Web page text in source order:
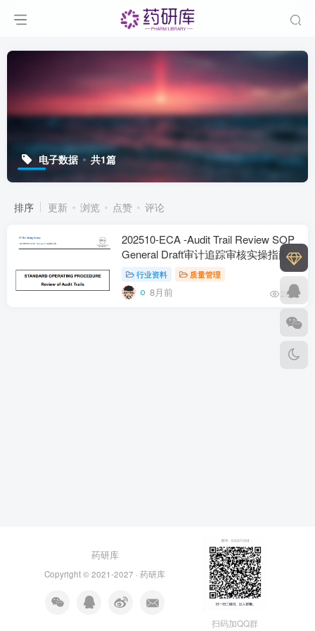
电子数据 共1篇
排序 更新 浏览 点赞 评论
202510-ECA -Audit Trail Review SOP
General Draft审计追踪审核实操指南-
双语版下载
行业资料 质量管理
8月前 284
药研库
Copyright © 2021-2027 · 药研库
扫码加QQ群